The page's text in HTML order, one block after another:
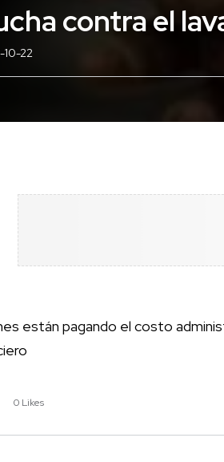
contra el
10-22
están pagando el costo
0 Likes